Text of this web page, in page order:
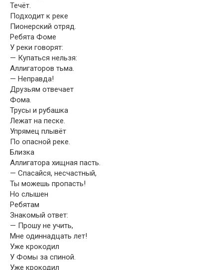
Течёт.
Подходит к реке
Пионерский отряд.
Ребята Фоме
У реки говорят:
— Купаться нельзя:
Аллигаторов тьма.
— Неправда!
Друзьям отвечает
Фома.
Трусы и рубашка
Лежат на песке.
Упрямец плывёт
По опасной реке.
Близка
Аллигатора хищная пасть.
— Спасайся, несчастный,
Ты можешь пропасть!
Но слышен
Ребятам
Знакомый ответ:
— Прошу не учить,
Мне одиннадцать лет!
Уже крокодил
У Фомы за спиной.
Уже крокодил